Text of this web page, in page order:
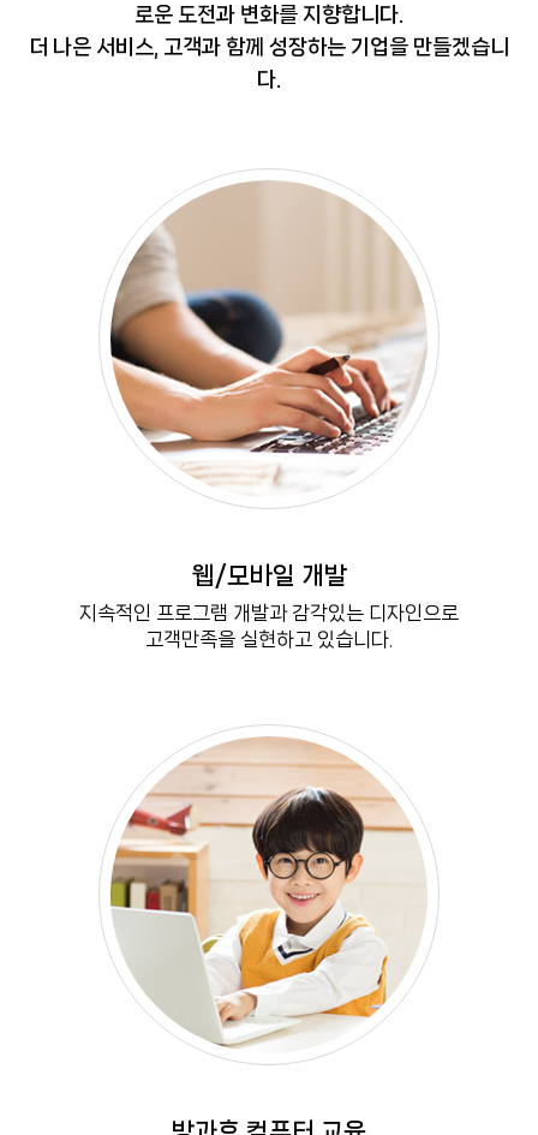
로운 도전과 변화를 지향합니다.
더 나은 서비스, 고객과 함께 성장하는 기업을 만들겠습니
다.
웹/모바일 개발
지속적인 프로그램 개발과 감각있는 디자인으로
고객만족을 실현하고 있습니다.